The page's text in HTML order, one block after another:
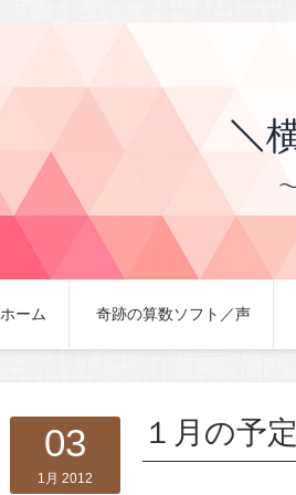
ホーム 奇跡の算数ソフト／声
03
1月 2012
１月の予定